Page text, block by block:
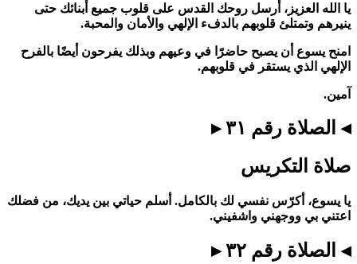
يا الله العزيز، أرسل روحك القدس على قلوب جميع أبنائك حتى
ينيرهم وتمتلئ قلوبهم بالدفء الإلهي والأمان والمحبة.
امنح يسوع أن يصبح حاضرًا في وعيهم وبذلك يفرحون أيضًا بالفرح
الإلهي الذي يستقر في قلوبهم.
آمين.
◂ الصلاة رقم ٣١ ▸
صلاة التكريس
يا يسوع، أكرّس نفسي لك بالكامل. أسلم حياتي بين يديك، من فضلك
اعتني بي ووجهني واشفيني.
◂ الصلاة رقم ٣٢ ▸